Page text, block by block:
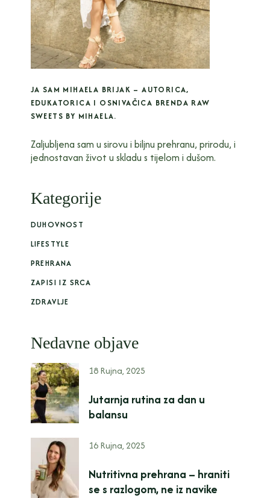
JA SAM MIHAELA BRIJAK – AUTORICA,
EDUKATORICA I OSNIVAČICA BRENDA RAW
SWEETS BY MIHAELA.
Zaljubljena sam u sirovu i biljnu prehranu, prirodu, i
jednostavan život u skladu s tijelom i dušom.
Kategorije
DUHOVNOST
LIFESTYLE
PREHRANA
ZAPISI IZ SRCA
ZDRAVLJE
Nedavne objave
18 Rujna, 2025
Jutarnja rutina za dan u
balansu
16 Rujna, 2025
Nutritivna prehrana – hraniti
se s razlogom, ne iz navike